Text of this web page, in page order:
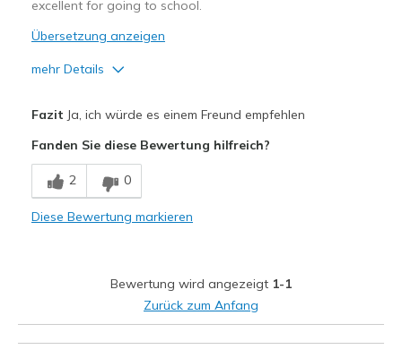
excellent for going to school.
Übersetzung anzeigen
mehr Details
Breathe Well
Comfortable
Wear Out Quickly
Fazit Ja, ich würde es einem Freund empfehlen
Fanden Sie diese Bewertung hilfreich?
2 0
Diese Bewertung markieren
Bewertung wird angezeigt 1-1
Zurück zum Anfang